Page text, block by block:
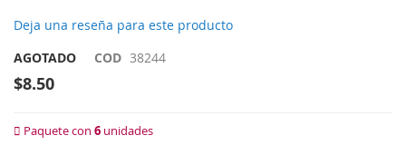
Deja una reseña para este producto
AGOTADO
COD 38244
$8.50
Paquete con 6 unidades